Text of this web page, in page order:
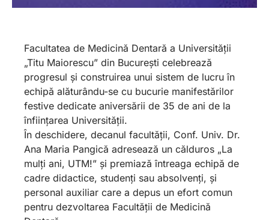
Facultatea de Medicină Dentară a Universității
„Titu Maiorescu” din București celebrează
progresul și construirea unui sistem de lucru în
echipă alăturându-se cu bucurie manifestărilor
festive dedicate aniversării de 35 de ani de la
înființarea Universității.
În deschidere, decanul facultății, Conf. Univ. Dr.
Ana Maria Pangică adresează un călduros „La
mulți ani, UTM!” și premiază întreaga echipă de
cadre didactice, studenți sau absolvenți, și
personal auxiliar care a depus un efort comun
pentru dezvoltarea Facultății de Medicină